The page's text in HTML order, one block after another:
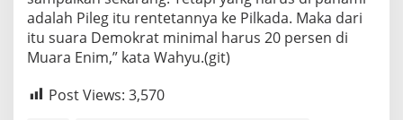
adalah Pileg itu rentetannya ke Pilkada. Maka dari
itu suara Demokrat minimal harus 20 persen di
Muara Enim,” kata Wahyu.(git)
Post Views: 3,570